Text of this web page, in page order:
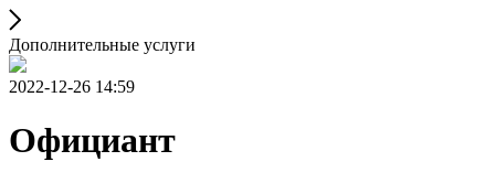
Дополнительные услуги
2022-12-26 14:59
Официант